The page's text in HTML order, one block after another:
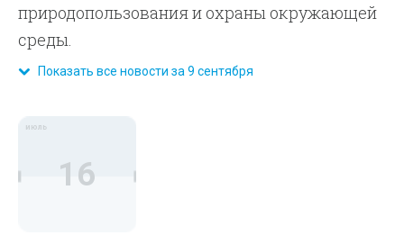
природопользования и охраны окружающей
среды.
Показать все новости за 9 сентября
июль
16